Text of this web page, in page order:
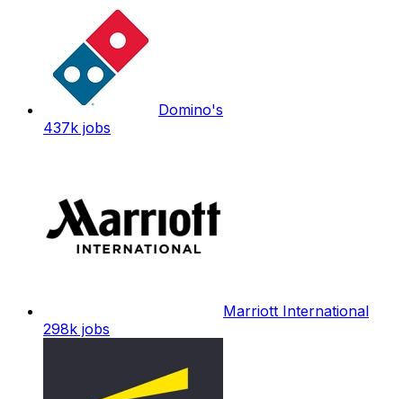
Domino's
437k jobs
Marriott International
298k jobs